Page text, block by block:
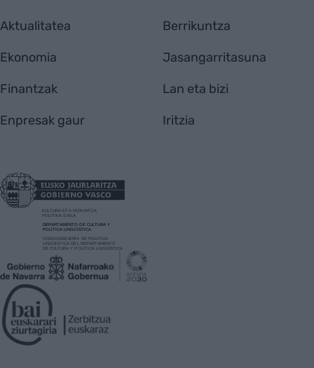
Aktualitatea
Ekonomia
Finantzak
Enpresak gaur
Berrikuntza
Jasangarritasuna
Lan eta bizi
Iritzia